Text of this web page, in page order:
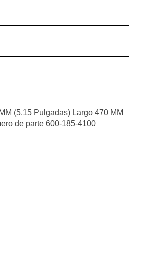
(5.15 Pulgadas) Largo 470 MM
de parte 600-185-4100